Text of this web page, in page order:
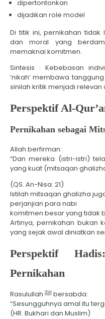
dipertontonkan
dijadikan role model
Di titik ini, pernikahan
dan moral yang
memaknai komitmen.
Sintesis : Kebebasan
‘nikah’ membawa
sinilah kritik menjadi relevan
Perspektif Al-
Pernikahan sebagai
Allah berfirman:
“Dan mereka (istri-istri)
yang kuat (mitsaqan
(QS. An-Nisa: 21)
Istilah mitsaqan ghalizha
perjanjian para nabi
komitmen besar yang tidak
Artinya, pernikahan bukan
yang sejak awal diniatkan
Perspektif
Pernikahan
Rasulullah ﷺ bersabda:
“Sesungguhnya amal itu
(HR. Bukhari dan Muslim)